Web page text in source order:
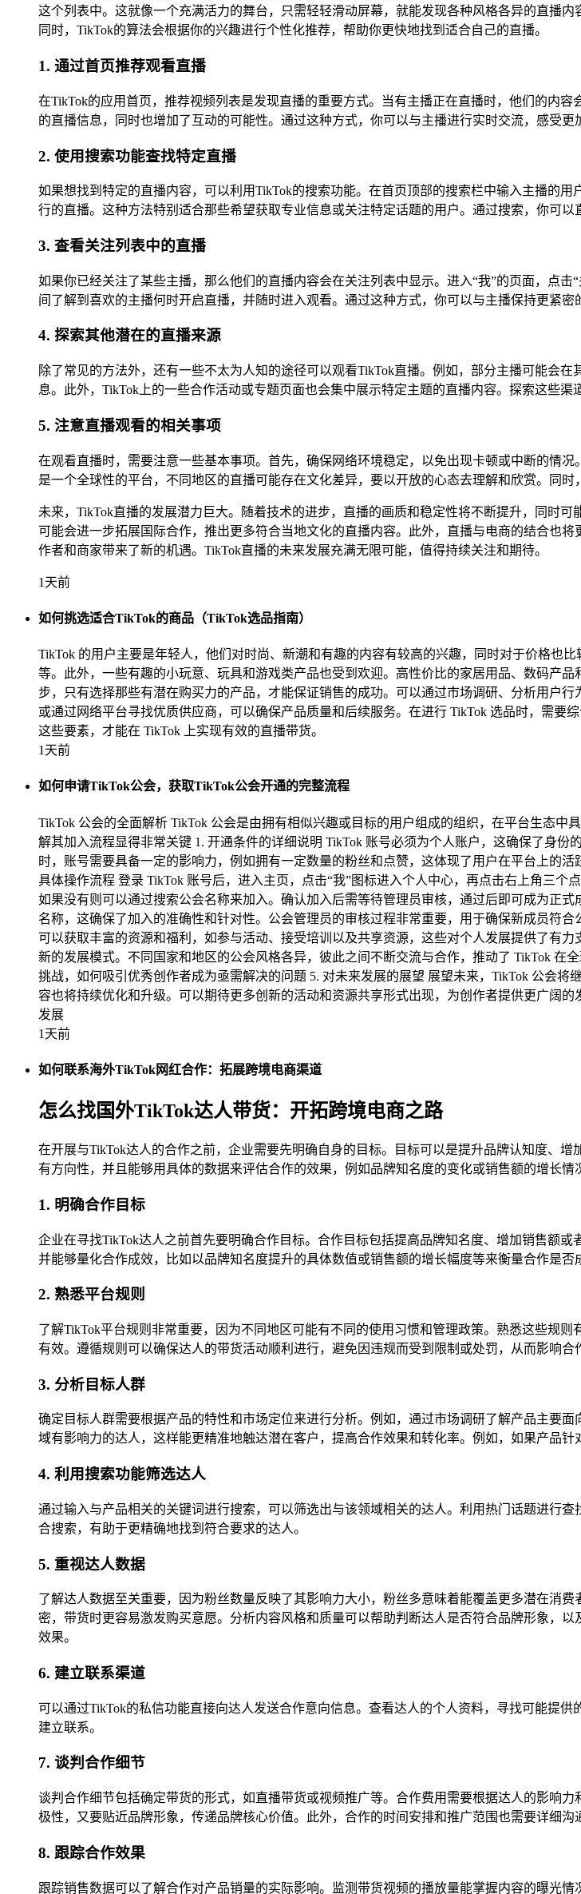
这个列表中。这就像一个充满活力的舞台，只需轻轻滑动屏幕，就能发现各种风格各异的直播
同时，TikTok的算法会根据你的兴趣进行个性化推荐，帮助你更快地找到适合自己的直播。
1. 通过首页推荐观看直播
在TikTok的应用首页，推荐视频列表是发现直播的重要方式。当有主播正在直播时，他们的内
的直播信息，同时也增加了互动的可能性。通过这种方式，你可以与主播进行实时交流，感受更
2. 使用搜索功能查找特定直播
如果想找到特定的直播内容，可以利用TikTok的搜索功能。在首页顶部的搜索栏中输入主播的
行的直播。这种方法特别适合那些希望获取专业信息或关注特定话题的用户。通过搜索，你可
3. 查看关注列表中的直播
如果你已经关注了某些主播，那么他们的直播内容会在关注列表中显示。进入“我”的页面，点
间了解到喜欢的主播何时开启直播，并随时进入观看。通过这种方式，你可以与主播保持更紧密
4. 探索其他潜在的直播来源
除了常见的方法外，还有一些不太为人知的途径可以观看TikTok直播。例如，部分主播可能会
息。此外，TikTok上的一些合作活动或专题页面也会集中展示特定主题的直播内容。探索这些渠
5. 注意直播观看的相关事项
在观看直播时，需要注意一些基本事项。首先，确保网络环境稳定，以免出现卡顿或中断的情
是一个全球性的平台，不同地区的直播可能存在文化差异，要以开放的心态去理解和欣赏。同
未来，TikTok直播的发展潜力巨大。随着技术的进步，直播的画质和稳定性将不断提升，同时
可能会进一步拓展国际合作，推出更多符合当地文化的直播内容。此外，直播与电商的结合也
作者和商家带来了新的机遇。TikTok直播的未来发展充满无限可能，值得持续关注和期待。
1天前
如何挑选适合TikTok的商品（TikTok选品指南）
TikTok 的用户主要是年轻人，他们对时尚、新潮和有趣的内容有较高的兴趣，同时对于价格也
等。此外，一些有趣的小玩意、玩具和游戏类产品也受到欢迎。高性价比的家居用品、数码产
步，只有选择那些有潜在购买力的产品，才能保证销售的成功。可以通过市场调研、分析用户
或通过网络平台寻找优质供应商，可以确保产品质量和后续服务。在进行 TikTok 选品时，需
这些要素，才能在 TikTok 上实现有效的直播带货。
1天前
如何申请TikTok公会，获取TikTok公会开通的完整流程
TikTok 公会的全面解析 TikTok 公会是由拥有相似兴趣或目标的用户组成的组织，在平台生态
解其加入流程显得非常关键 1. 开通条件的详细说明 TikTok 账号必须为个人账户，这确保了身
时，账号需要具备一定的影响力，例如拥有一定数量的粉丝和点赞，这体现了用户在平台上的
具体操作流程 登录 TikTok 账号后，进入主页，点击“我”图标进入个人中心，再点击右上角三个
如果没有则可以通过搜索公会名称来加入。确认加入后需等待管理员审核，通过后即可成为正
名称，这确保了加入的准确性和针对性。公会管理员的审核过程非常重要，用于确保新成员符
可以获取丰富的资源和福利，如参与活动、接受培训以及共享资源，这些对个人发展提供了有
新的发展模式。不同国家和地区的公会风格各异，彼此之间不断交流与合作，推动了 TikTok 在
挑战，如何吸引优秀创作者成为亟需解决的问题 5. 对未来发展的展望 展望未来，TikTok 公会
容也将持续优化和升级。可以期待更多创新的活动和资源共享形式出现，为创作者提供更广阔
发展
1天前
如何联系海外TikTok网红合作：拓展跨境电商渠道
怎么找国外TikTok达人带货：开拓跨境电商之路
在开展与TikTok达人的合作之前，企业需要先明确自身的目标。目标可以是提升品牌认知度、
有方向性，并且能够用具体的数据来评估合作的效果，例如品牌知名度的变化或销售额的增长情
1. 明确合作目标
企业在寻找TikTok达人之前首先要明确合作目标。合作目标包括提高品牌知名度、增加销售额
并能够量化合作成效，比如以品牌知名度提升的具体数值或销售额的增长幅度等来衡量合作是否
2. 熟悉平台规则
了解TikTok平台规则非常重要，因为不同地区可能有不同的使用习惯和管理政策。熟悉这些规
有效。遵循规则可以确保达人的带货活动顺利进行，避免因违规而受到限制或处罚，从而影响合
3. 分析目标人群
确定目标人群需要根据产品的特性和市场定位来进行分析。例如，通过市场调研了解产品主要
域有影响力的达人，这样能更精准地触达潜在客户，提高合作效果和转化率。例如，如果产品
4. 利用搜索功能筛选达人
通过输入与产品相关的关键词进行搜索，可以筛选出与该领域相关的达人。利用热门话题进行
合搜索，有助于更精确地找到符合要求的达人。
5. 重视达人数据
了解达人数据至关重要，因为粉丝数量反映了其影响力大小，粉丝多意味着能覆盖更多潜在消
密，带货时更容易激发购买意愿。分析内容风格和质量可以帮助判断达人是否符合品牌形象，
效果。
6. 建立联系渠道
可以通过TikTok的私信功能直接向达人发送合作意向信息。查看达人的个人资料，寻找可能提
建立联系。
7. 谈判合作细节
谈判合作细节包括确定带货的形式，如直播带货或视频推广等。合作费用需要根据达人的影响
极性，又要贴近品牌形象，传递品牌核心价值。此外，合作的时间安排和推广范围也需要详细沟
8. 跟踪合作效果
跟踪销售数据可以了解合作对产品销量的实际影响。监测带货视频的播放量能掌握内容的曝光